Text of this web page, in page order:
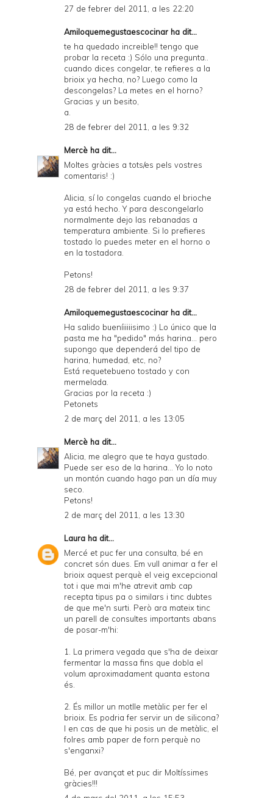
27 de febrer del 2011, a les 22:20
Amiloquemegustaescocinar ha dit...
te ha quedado increible!! tengo que
probar la receta :) Sólo una pregunta..
cuando dices congelar, te refieres a la
brioix ya hecha, no? Luego como la
descongelas? La metes en el horno?
Gracias y un besito,
a.
28 de febrer del 2011, a les 9:32
Mercè ha dit...
Moltes gràcies a tots/es pels vostres
comentaris! :)
Alicia, sí lo congelas cuando el brioche
ya está hecho. Y para descongelarlo
normalmente dejo las rebanadas a
temperatura ambiente. Si lo prefieres
tostado lo puedes meter en el horno o
en la tostadora.
Petons!
28 de febrer del 2011, a les 9:37
Amiloquemegustaescocinar ha dit...
Ha salido bueníiiiiisimo :) Lo único que la
pasta me ha "pedido" más harina... pero
supongo que dependerá del tipo de
harina, humedad, etc, no?
Está requetebueno tostado y con
mermelada.
Gracias por la receta :)
Petonets
2 de març del 2011, a les 13:05
Mercè ha dit...
Alicia, me alegro que te haya gustado.
Puede ser eso de la harina... Yo lo noto
un montón cuando hago pan un día muy
seco.
Petons!
2 de març del 2011, a les 13:30
Laura ha dit...
Mercé et puc fer una consulta, bé en
concret són dues. Em vull animar a fer el
brioix aquest perquè el veig excepcional
tot i que mai m'he atrevit amb cap
recepta tipus pa o similars i tinc dubtes
de que me'n surti. Però ara mateix tinc
un parell de consultes importants abans
de posar-m'hi:
1. La primera vegada que s'ha de deixar
fermentar la massa fins que dobla el
volum aproximadament quanta estona
és.
2. És millor un motlle metàlic per fer el
brioix. Es podria fer servir un de silicona?
I en cas de que hi posis un de metàlic, el
folres amb paper de forn perquè no
s'enganxi?
Bé, per avançat et puc dir Moltíssimes
gràcies!!!